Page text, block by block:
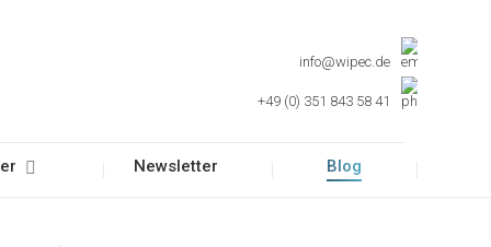
info@wipec.de
+49 (0) 351 843 58 41
Newsletter Blog